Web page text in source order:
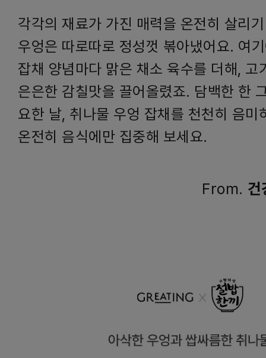
각각의 재료가 가진 매력을 온전히 살리
우엉은 따로따로 정성껏 볶아냈어요. 여
잡채 양념마다 맑은 채소 육수를 더해, 고
은은한 감칠맛을 끌어올렸죠. 담백한 한
요한 날, 취나물 우엉 잡채를 천천히 음미
온전히 음식에만 집중해 보세요.
From. 건